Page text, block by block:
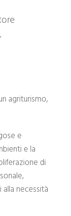
agriturismo,
e
e la
di
necessità